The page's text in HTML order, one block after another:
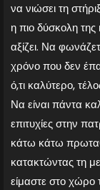
να νιώσει τη
η πιο δύσκολη
αξίζει. Να
χρόνο που δεν
ό,τι καλύτερο,
Να είναι πάντα
επιτυχίες στην
κάτω κάτω
κατακτώντας τη
είμαστε στο χώρο